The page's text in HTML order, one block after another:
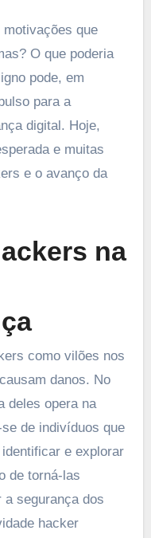
O que poderia
pode, em
para a
digital. Hoje,
e muitas
e o avanço da
na
como vilões nos
danos. No
deles opera na
de indivíduos que
e explorar
de torná-las
segurança dos
hacker